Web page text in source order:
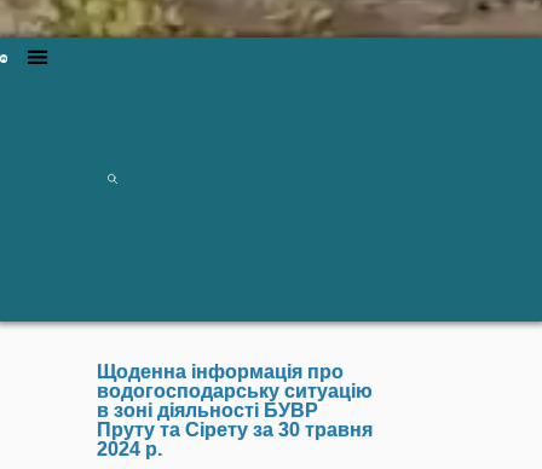
Щоденна інформація про
водогосподарську ситуацію
в зоні діяльності БУВР
Пруту та Сірету за 30 травня
2024 р.